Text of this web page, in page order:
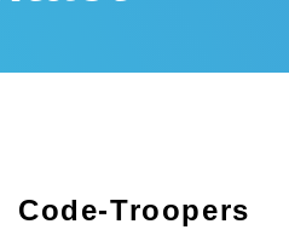
Code-Troopers